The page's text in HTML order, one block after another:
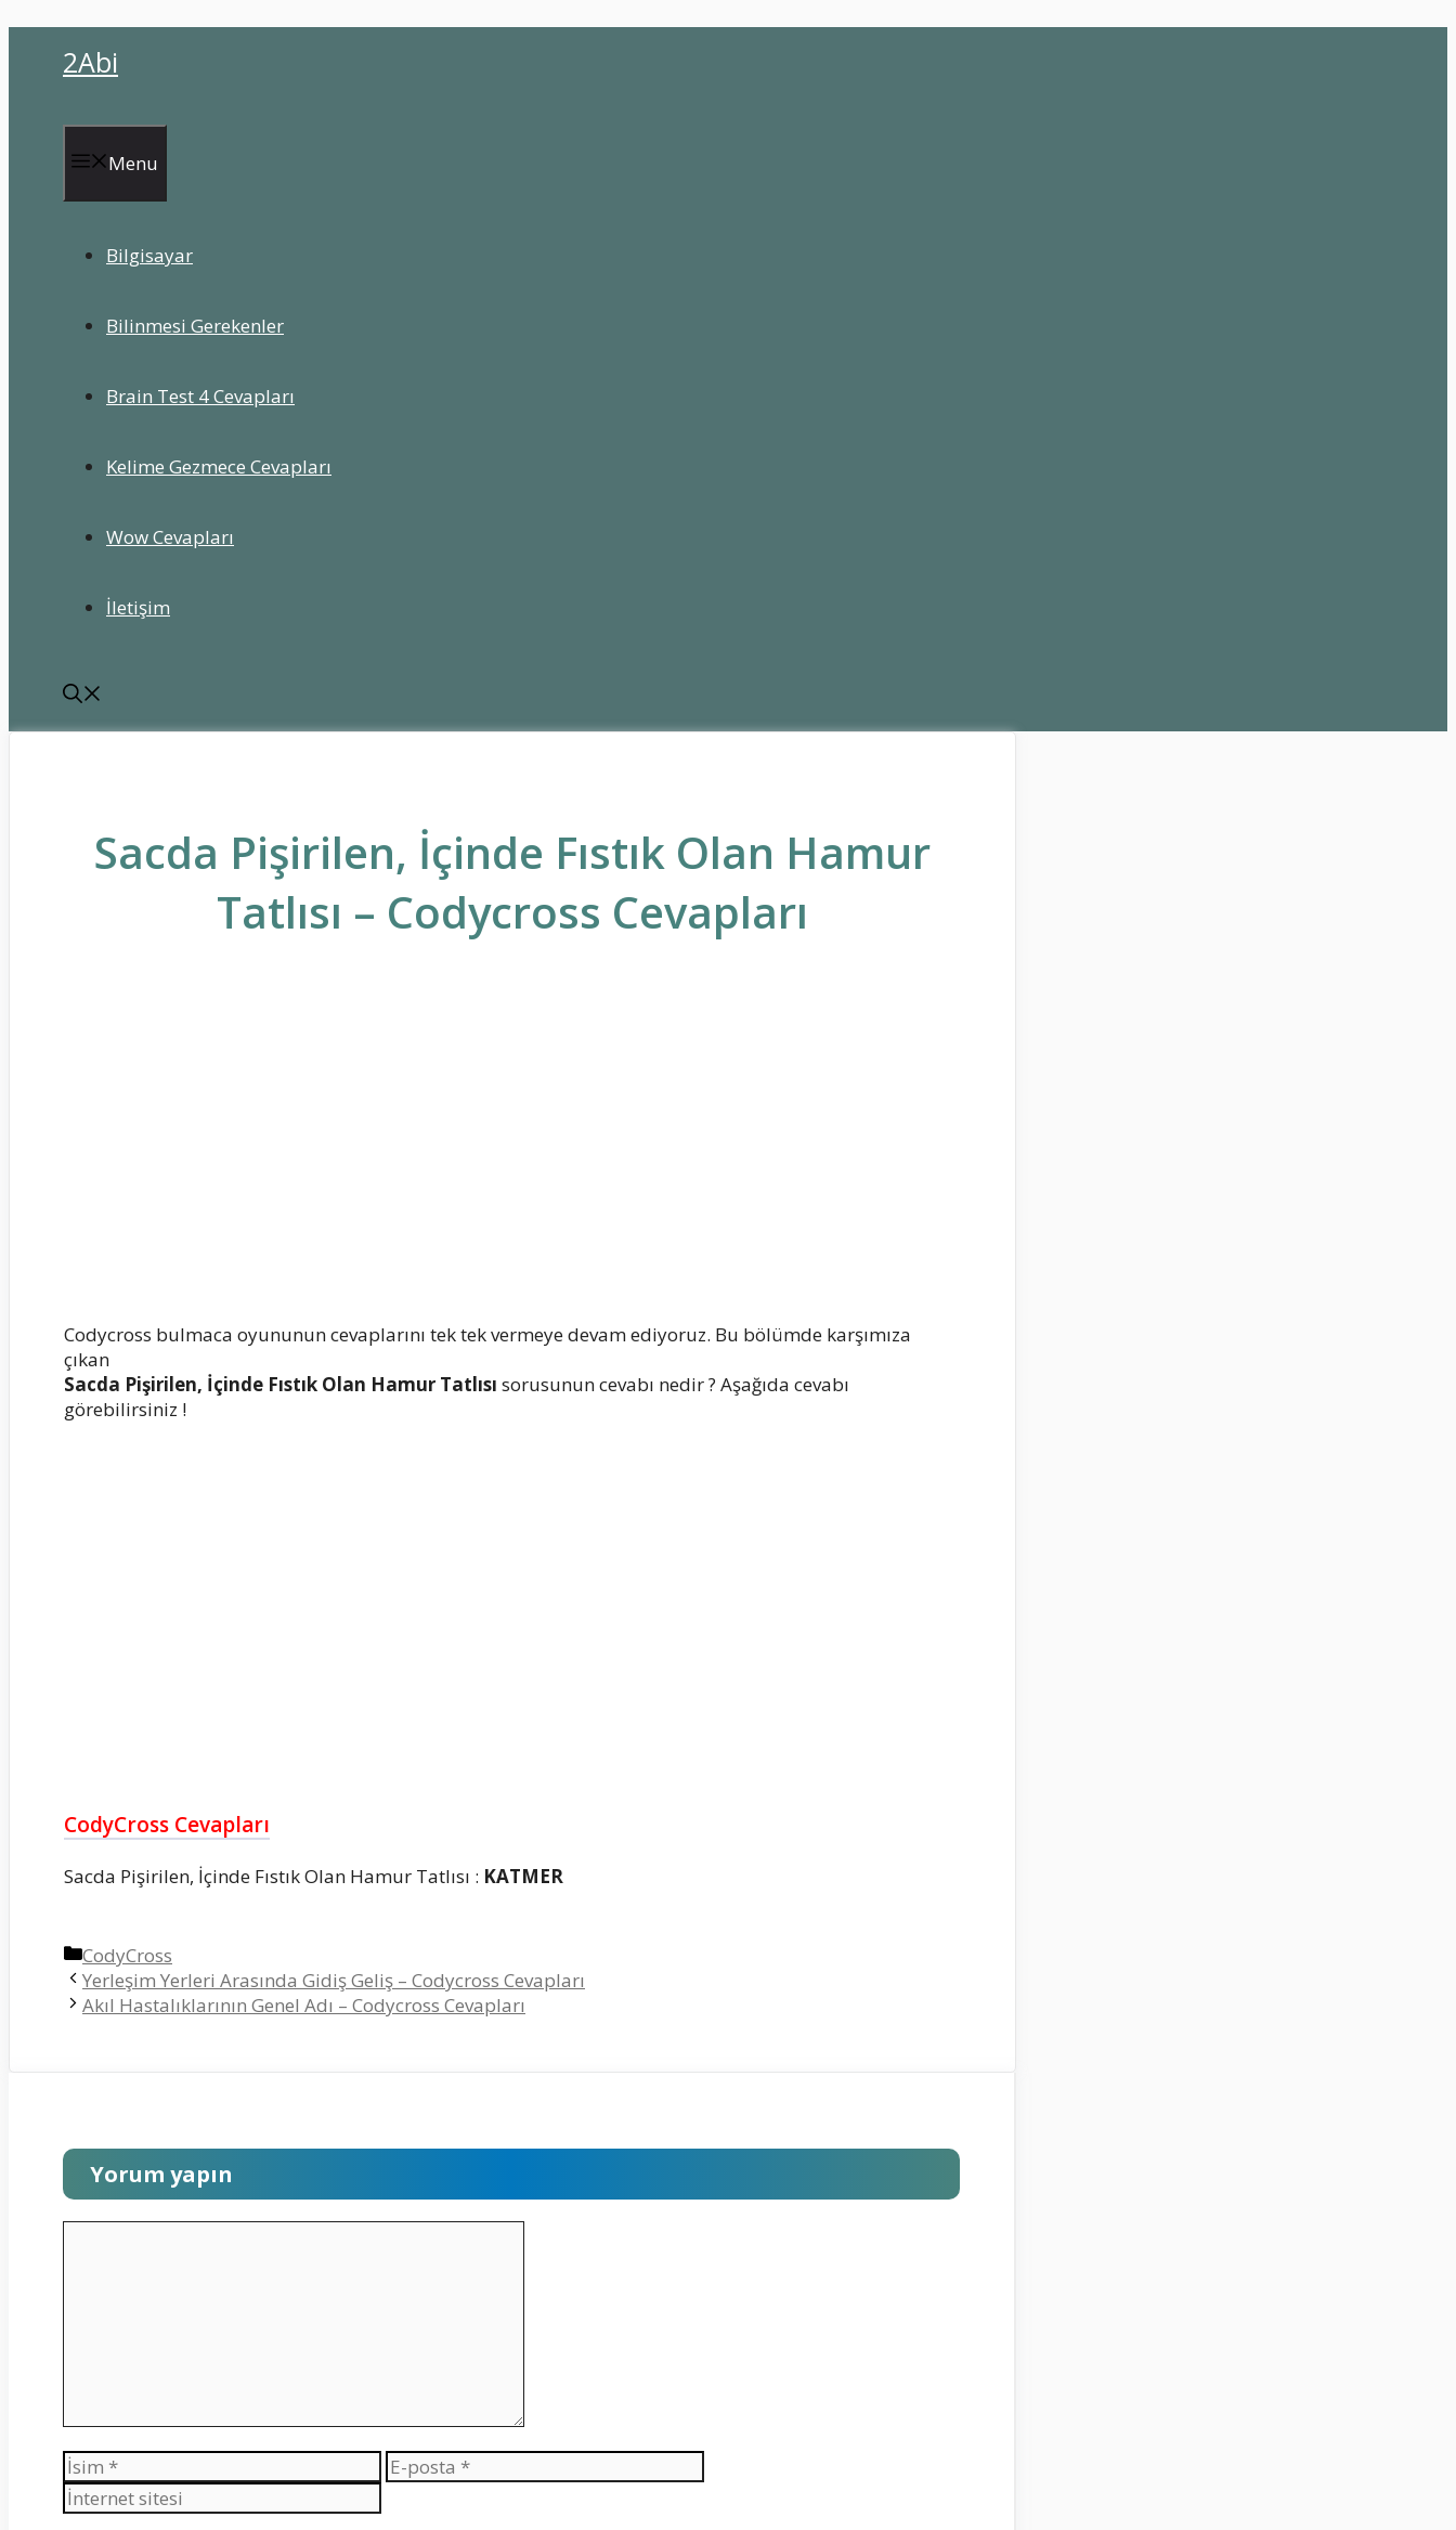
2Abi
Menu
Bilgisayar
Bilinmesi Gerekenler
Brain Test 4 Cevapları
Kelime Gezmece Cevapları
Wow Cevapları
İletişim
Sacda Pişirilen, İçinde Fıstık Olan Hamur
Tatlısı – Codycross Cevapları
Codycross bulmaca oyununun cevaplarını tek tek vermeye devam ediyoruz. Bu bölümde karşımıza
çıkan
Sacda Pişirilen, İçinde Fıstık Olan Hamur Tatlısı sorusunun cevabı nedir ? Aşağıda cevabı
görebilirsiniz !
CodyCross Cevapları
Sacda Pişirilen, İçinde Fıstık Olan Hamur Tatlısı : KATMER
Kategoriler
CodyCross
Yerleşim Yerleri Arasında Gidiş Geliş – Codycross Cevapları
Akıl Hastalıklarının Genel Adı – Codycross Cevapları
Yorum yapın
İsim
E-
posta
sitesi